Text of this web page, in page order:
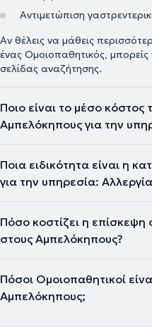
Αντιμετώπιση
Αν θέλεις να μάθεις
ένας Ομοιοπαθητικός,
σελίδας αναζήτησης.
Ποιο είναι το μέσο κόστος
Αμπελόκηπους για την
Ποια ειδικότητα είναι η
για την υπηρεσία:
Πόσο κοστίζει η
στους Αμπελόκηπους?
Πόσοι Ομοιοπαθητικοί
Αμπελόκηπους;